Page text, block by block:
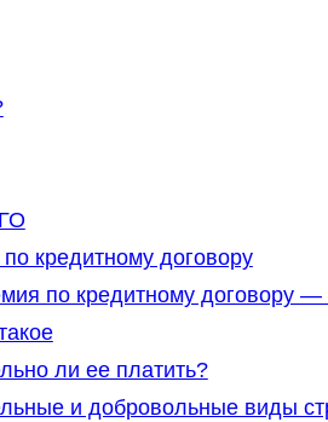
кредитному договору
по кредитному договору —
ли ее платить?
и добровольные виды